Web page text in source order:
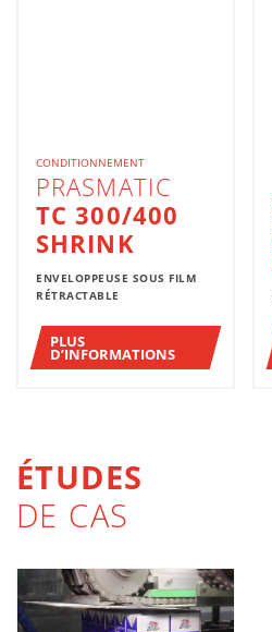
CONDITIONNEMENT
PRASMATIC
TC 300/400
SHRINK
ENVELOPPEUSE SOUS FILM
RÉTRACTABLE
PLUS
D’INFORMATIONS
ÉTUDES
DE CAS